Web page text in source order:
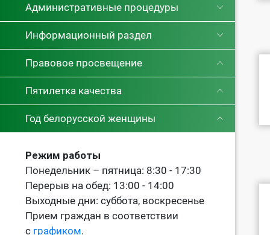
Административные процедуры
Информационный раздел
Правовое просвещение
Пятилетка качества
Год белорусской женщины
Режим работы
Понедельник – пятница: 8:30 - 17:30
Перерыв на обед: 13:00 - 14:00
Выходные дни: суббота, воскресенье
Прием граждан в соответствии
с графиком.